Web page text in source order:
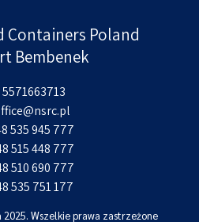
Containers Poland
Bembenek
5571663713
535 945 777
515 448 777
510 690 777
535 751 177
2025. Wszelkie prawa zastrzeżone